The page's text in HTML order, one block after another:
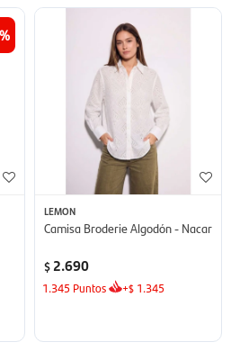
LEMON
Camisa Broderie Algodón - Nacar
$ 2.690
1.345 Puntos +$ 1.345